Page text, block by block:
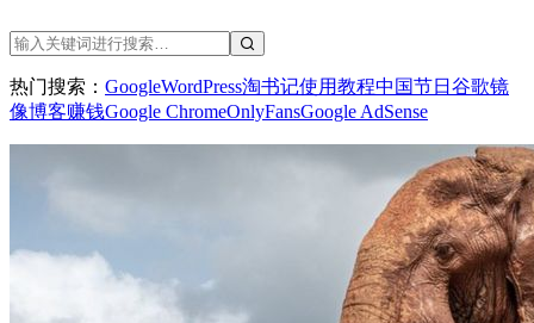
热门搜索： GoogleWordPress淘书记使用教程中国节日 谷歌镜
像博客赚钱Google ChromeOnlyFansGoogle AdSense